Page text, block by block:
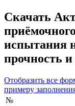
Скачать
испытания
прочность
Отобразить все
примеру
№